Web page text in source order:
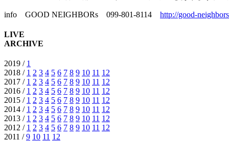
info GOOD NEIGHBORs 099-801-8114 http://good-
LIVE
ARCHIVE
2019 / 1
2018 / 1 2 3 4 5 6 7 8 9 10 11 12
2017 / 1 2 3 4 5 6 7 8 9 10 11 12
2016 / 1 2 3 4 5 6 7 8 9 10 11 12
2015 / 1 2 3 4 5 6 7 8 9 10 11 12
2014 / 1 2 3 4 5 6 7 8 9 10 11 12
2013 / 1 2 3 4 5 6 7 8 9 10 11 12
2012 / 1 2 3 4 5 6 7 8 9 10 11 12
2011 /9 10 11 12